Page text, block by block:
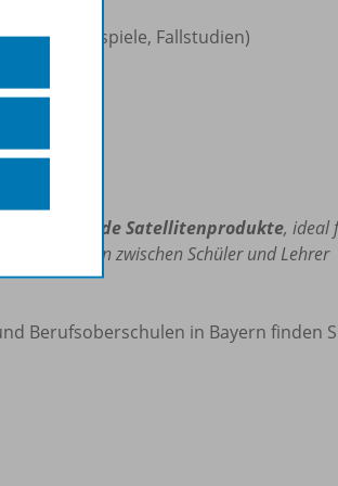
(Planspiele, Fallstudien)
Satellitenprodukte, ideal
Interaktion zwischen Schüler und Lehrer
Berufsoberschulen in Bayern finden